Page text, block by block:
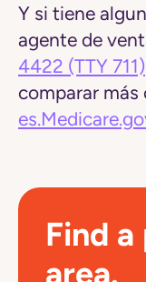
Y si tiene
agente de
4422 (TTY 711)
comparar más
Find
area.